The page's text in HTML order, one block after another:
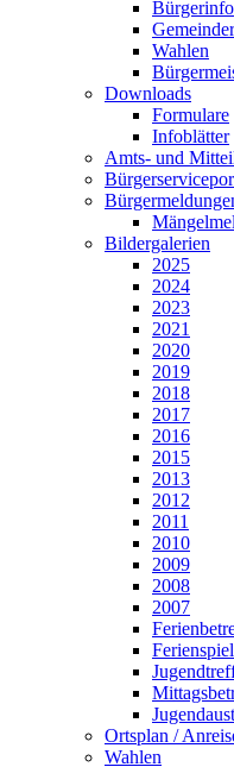
Bürgerinfo
Wahlen
Downloads
Formulare
Infoblätter
Amts- und
Bildergalerien
2025
2024
2023
2021
2020
2019
2018
2017
2016
2015
2013
2012
2011
2010
2009
2008
2007
Ortsplan /
Wahlen